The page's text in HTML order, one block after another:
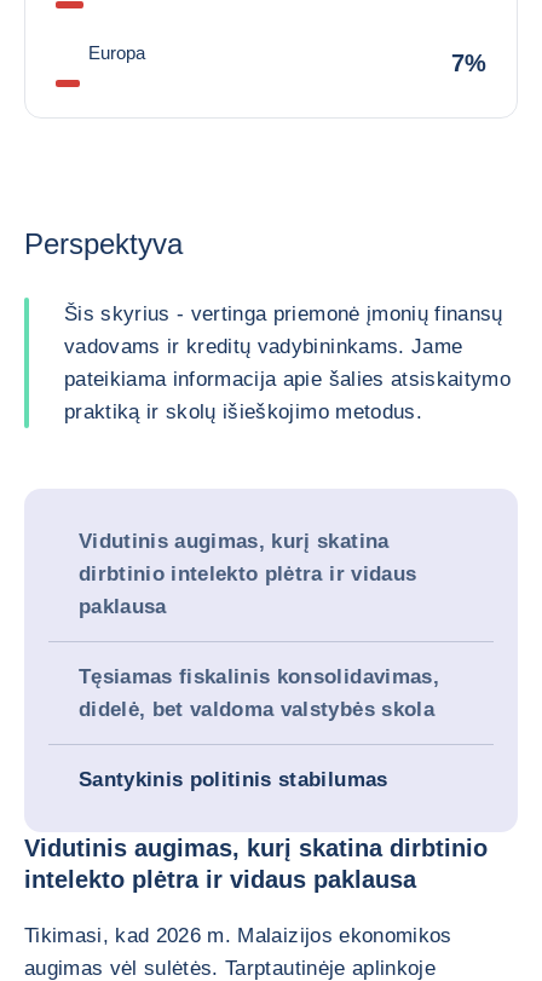
Europa 7%
Perspektyva
Šis skyrius - vertinga priemonė įmonių finansų
vadovams ir kreditų vadybininkams. Jame
pateikiama informacija apie šalies atsiskaitymo
praktiką ir skolų išieškojimo metodus.
Vidutinis augimas, kurį skatina
dirbtinio intelekto plėtra ir vidaus
paklausa
Tęsiamas fiskalinis konsolidavimas,
didelė, bet valdoma valstybės skola
Santykinis politinis stabilumas
Vidutinis augimas, kurį skatina dirbtinio
intelekto plėtra ir vidaus paklausa
Tikimasi, kad 2026 m. Malaizijos ekonomikos
augimas vėl sulėtės. Tarptautinėje aplinkoje